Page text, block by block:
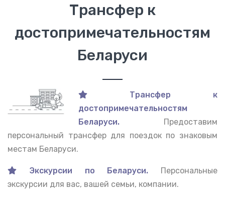
Трансфер к
достопримечательностям
Беларуси
Трансфер к
достопримечательностям
Беларуси. Предоставим
персональный трансфер для поездок по знаковым
местам Беларуси.
Экскурсии по Беларуси. Персональные
экскурсии для вас, вашей семьи, компании.